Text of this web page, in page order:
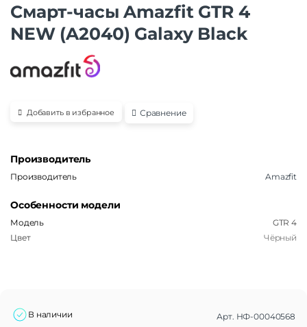
Смарт-часы Amazfit GTR 4
NEW (A2040) Galaxy Black
Добавить в избранное Сравнение
Производитель
Производитель Amazfit
Особенности модели
Модель
GTR 4
Цвет
Чёрный
В наличии Арт. НФ-00040568